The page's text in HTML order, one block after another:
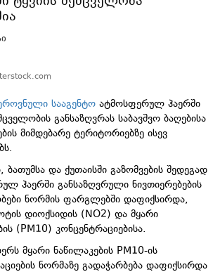
სააგენტო ატმოსფერულ ჰაერში
განსაზღვრას საბავშვო ბაღებისა
მიმდებარე ტერიტორიებზე ისევ
ბათუმსა და ქუთაისში გაზომვების შედეგად
ჰაერში განსაზღვრული ნივთიერებების
ნორმის ფარგლებში დაფიქსირდა,
დიოქსიდის (NO2) და მყარი
(PM10) კონცენტრაციებისა.
მყარი ნაწილაკების PM10-ის
ნორმაზე გადაჭარბება დაფიქსირდა